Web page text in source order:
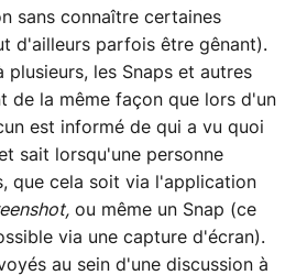
sans connaître certaines
d'ailleurs parfois être gênant).
plusieurs, les Snaps et autres
de la même façon que lors d'un
est informé de qui a vu quoi
sait lorsqu'une personne
que cela soit via l'application
ou même un Snap (ce
via une capture d'écran).
au sein d'une discussion à